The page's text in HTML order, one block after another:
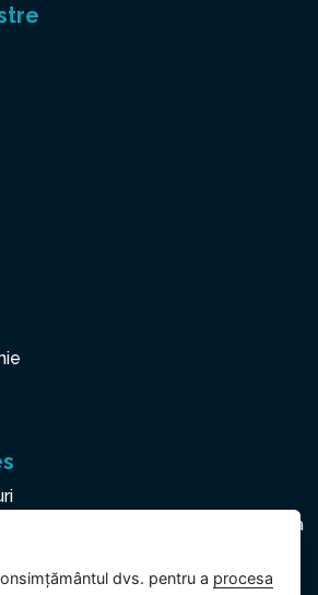
datelor cu caracter personal și a
dvs. pentru a procesa